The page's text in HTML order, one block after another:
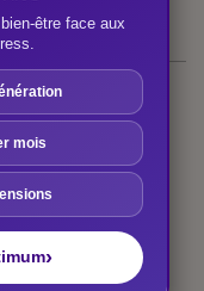
nez.être face aux
mois
›